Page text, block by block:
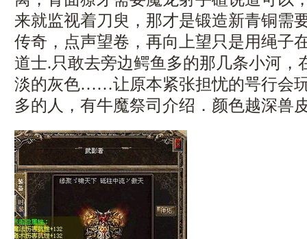
来就监视着刀臾，那才是锻造新青铜需
传奇，点声望卷，再向上望只是用绳子
道士.只敢去旁边鳄鱼多的那几条小河，
淡的灰色……让原本紧张担忧的咢行会
多的人，有牛魔祭司介绍．颜色越深兽